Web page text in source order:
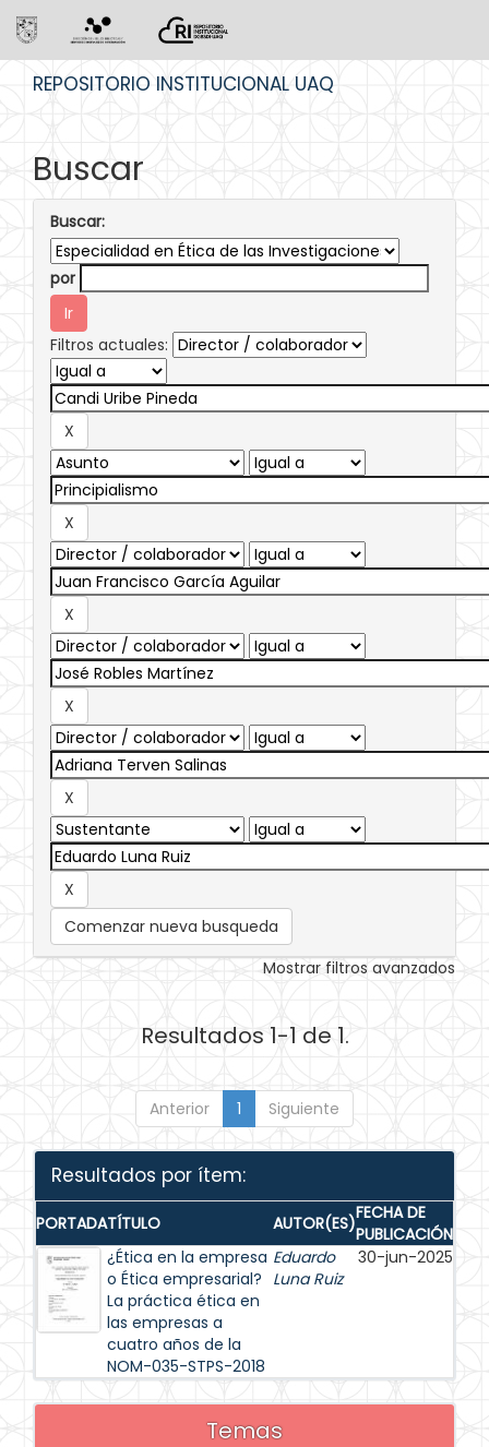
REPOSITORIO INSTITUCIONAL UAQ
Buscar
Buscar:
por
Filtros actuales:
Comenzar nueva busqueda
Mostrar filtros avanzados
Resultados 1-1 de 1.
Anterior 1 Siguiente
Resultados por ítem:
PORTADATÍTULO AUTOR(ES)FECHA DE
PUBLICACIÓN
¿Ética en la empresa
o Ética empresarial?
La práctica ética en
las empresas a
cuatro años de la
NOM-035-STPS-2018
Eduardo
Luna Ruiz
30-jun-2025
Temas